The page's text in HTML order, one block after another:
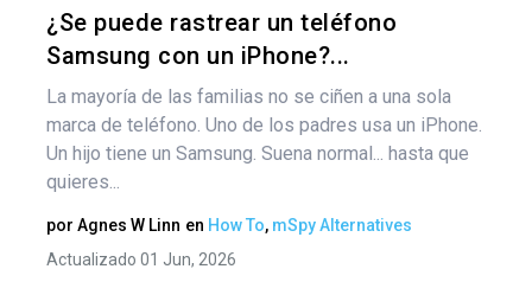
¿Se puede rastrear un teléfono
Samsung con un iPhone?...
La mayoría de las familias no se ciñen a una sola
marca de teléfono. Uno de los padres usa un iPhone.
Un hijo tiene un Samsung. Suena normal... hasta que
quieres...
por Agnes W Linn en How To, mSpy Alternatives
Actualizado 01 Jun, 2026